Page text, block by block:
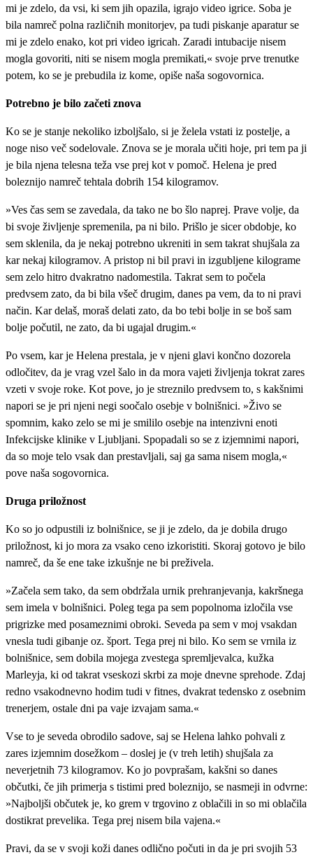
mi je zdelo, da vsi, ki sem jih opazila, igrajo video igrice. Soba je
bila namreč polna različnih monitorjev, pa tudi piskanje aparatur se
mi je zdelo enako, kot pri video igricah. Zaradi intubacije nisem
mogla govoriti, niti se nisem mogla premikati,« svoje prve trenutke
potem, ko se je prebudila iz kome, opiše naša sogovornica.
Potrebno je bilo začeti znova
Ko se je stanje nekoliko izboljšalo, si je želela vstati iz postelje, a
noge niso več sodelovale. Znova se je morala učiti hoje, pri tem pa ji
je bila njena telesna teža vse prej kot v pomoč. Helena je pred
boleznijo namreč tehtala dobrih 154 kilogramov.
»Ves čas sem se zavedala, da tako ne bo šlo naprej. Prave volje, da
bi svoje življenje spremenila, pa ni bilo. Prišlo je sicer obdobje, ko
sem sklenila, da je nekaj potrebno ukreniti in sem takrat shujšala za
kar nekaj kilogramov. A pristop ni bil pravi in izgubljene kilograme
sem zelo hitro dvakratno nadomestila. Takrat sem to počela
predvsem zato, da bi bila všeč drugim, danes pa vem, da to ni pravi
način. Kar delaš, moraš delati zato, da bo tebi bolje in se boš sam
bolje počutil, ne zato, da bi ugajal drugim.«
Po vsem, kar je Helena prestala, je v njeni glavi končno dozorela
odločitev, da je vrag vzel šalo in da mora vajeti življenja tokrat zares
vzeti v svoje roke. Kot pove, jo je streznilo predvsem to, s kakšnimi
napori se je pri njeni negi soočalo osebje v bolnišnici. »Živo se
spomnim, kako zelo se mi je smililo osebje na intenzivni enoti
Infekcijske klinike v Ljubljani. Spopadali so se z izjemnimi napori,
da so moje telo vsak dan prestavljali, saj ga sama nisem mogla,«
pove naša sogovornica.
Druga priložnost
Ko so jo odpustili iz bolnišnice, se ji je zdelo, da je dobila drugo
priložnost, ki jo mora za vsako ceno izkoristiti. Skoraj gotovo je bilo
namreč, da še ene take izkušnje ne bi preživela.
»Začela sem tako, da sem obdržala urnik prehranjevanja, kakršnega
sem imela v bolnišnici. Poleg tega pa sem popolnoma izločila vse
prigrizke med posameznimi obroki. Seveda pa sem v moj vsakdan
vnesla tudi gibanje oz. šport. Tega prej ni bilo. Ko sem se vrnila iz
bolnišnice, sem dobila mojega zvestega spremljevalca, kužka
Marleyja, ki od takrat vseskozi skrbi za moje dnevne sprehode. Zdaj
redno vsakodnevno hodim tudi v fitnes, dvakrat tedensko z osebnim
trenerjem, ostale dni pa vaje izvajam sama.«
Vse to je seveda obrodilo sadove, saj se Helena lahko pohvali z
zares izjemnim dosežkom – doslej je (v treh letih) shujšala za
neverjetnih 73 kilogramov. Ko jo povprašam, kakšni so danes
občutki, če jih primerja s tistimi pred boleznijo, se nasmeji in odvrne:
»Najboljši občutek je, ko grem v trgovino z oblačili in so mi oblačila
dostikrat prevelika. Tega prej nisem bila vajena.«
Pravi, da se v svoji koži danes odlično počuti in da je pri svojih 53